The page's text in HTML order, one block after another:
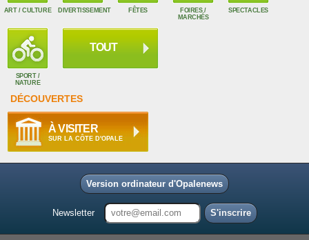
ART / CULTURE DIVERTISSEMENT FÊTES
FOIRES /
MARCHÉS
SPECTACLES
SPORT /
NATURE
TOUT
DÉCOUVERTES
À VISITER
SUR LA CÔTE D'OPALE
Version ordinateur d'Opalenews
Newsletter S'inscrire